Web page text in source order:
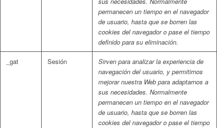
permanecen un tiempo en el navegador
de usuario, hasta que se borren las
cookies del navegador o pase el tiempo
definido para su eliminación.
_gat Sesión
Sirven para analizar la experiencia de
navegación del usuario, y permitirnos
mejorar nuestra Web para adaptarnos a
sus necesidades. Normalmente
permanecen un tiempo en el navegador
de usuario, hasta que se borren las
cookies del navegador o pase el tiempo